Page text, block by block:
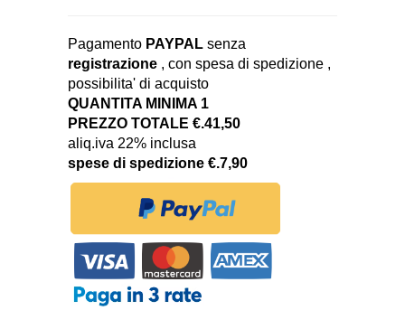
Pagamento PAYPAL senza
registrazione , con spesa di spedizione ,
possibilita' di acquisto
QUANTITA MINIMA 1
PREZZO TOTALE €.41,50
aliq.iva 22% inclusa
spese di spedizione €.7,90